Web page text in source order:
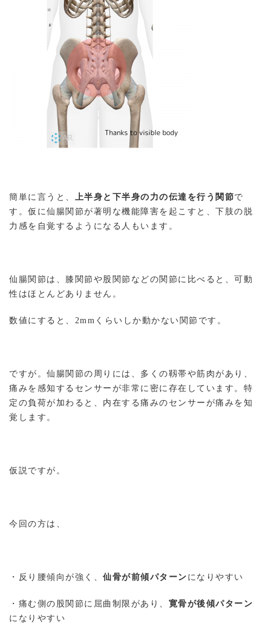
簡単に言うと、 上半身と下半身の力の伝達を行う関節で
す。仮に仙腸関節が著明な機能障害を起こすと、下肢の脱
力感を自覚するようになる人もいます。
仙腸関節は、膝関節や股関節などの関節に比べると、可動
性はほとんどありません。
数値にすると、2mmくらいしか動かない関節です。
ですが。仙腸関節の周りには、多くの靱帯や筋肉があり、
痛みを感知するセンサーが非常に密に存在しています。特
定の負荷が加わると、内在する痛みのセンサーが痛みを知
覚します。
仮説ですが。
今回の方は、
・反り腰傾向が強く、 仙骨が前傾パターンになりやすい
・痛む側の股関節に屈曲制限があり、 寛骨が後傾パターン
になりやすい